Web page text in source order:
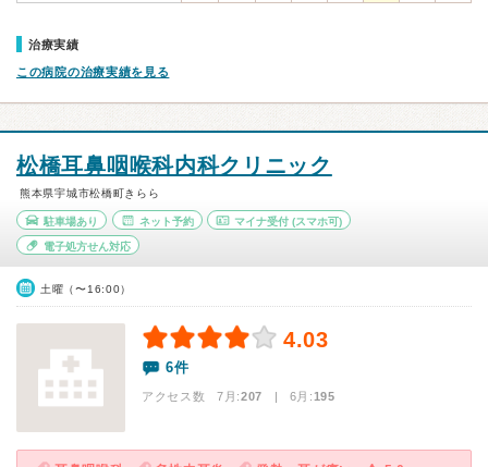
治療実績
この病院の治療実績を見る
松橋耳鼻咽喉科内科クリニック
熊本県宇城市松橋町きらら
駐車場あり ネット予約 マイナ受付 (スマホ可)
電子処方せん対応
土曜（〜16:00）
4.03
6件
アクセス数 7月:207 | 6月:195